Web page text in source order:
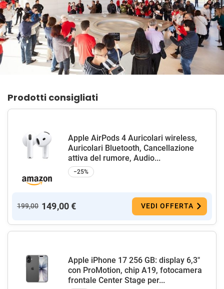
Prodotti consigliati
Apple AirPods 4 Auricolari wireless,
Auricolari Bluetooth, Cancellazione
attiva del rumore, Audio...
−25%
199,00 149,00 € VEDI OFFERTA
Apple iPhone 17 256 GB: display 6,3"
con ProMotion, chip A19, fotocamera
frontale Center Stage per...